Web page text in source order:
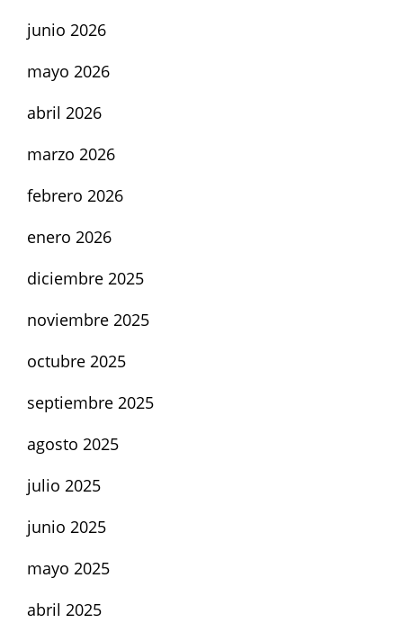
junio 2026
mayo 2026
abril 2026
marzo 2026
febrero 2026
enero 2026
diciembre 2025
noviembre 2025
octubre 2025
septiembre 2025
agosto 2025
julio 2025
junio 2025
mayo 2025
abril 2025